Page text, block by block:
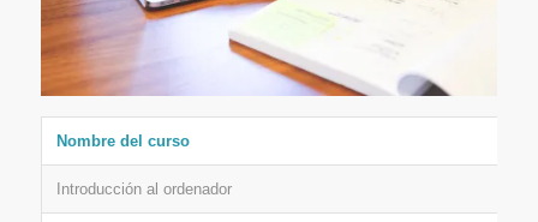
Nombre del curso
Introducción al ordenador